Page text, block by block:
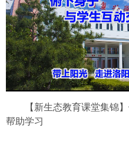
【新生态教育课堂集锦
帮助学习